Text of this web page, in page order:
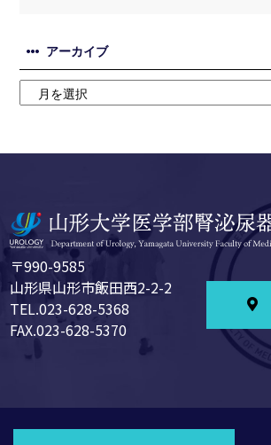
アーカイブ
〒990-9585
山形県山形市飯田西2-2-2
TEL.023-628-5368
FAX.023-628-5370